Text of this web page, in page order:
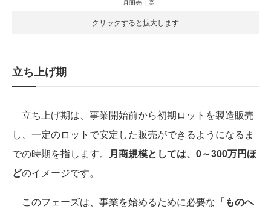
クリックすると拡大します
立ち上げ期
立ち上げ期は、事業開始前から初期ロットを製造販売
し、一定のロットで安定した販売ができるようになるま
での時期を指します。 月商規模としては、0～300万円ほ
どのイメージです。
このフェーズは、事業を始めるために必要な 「ものへ